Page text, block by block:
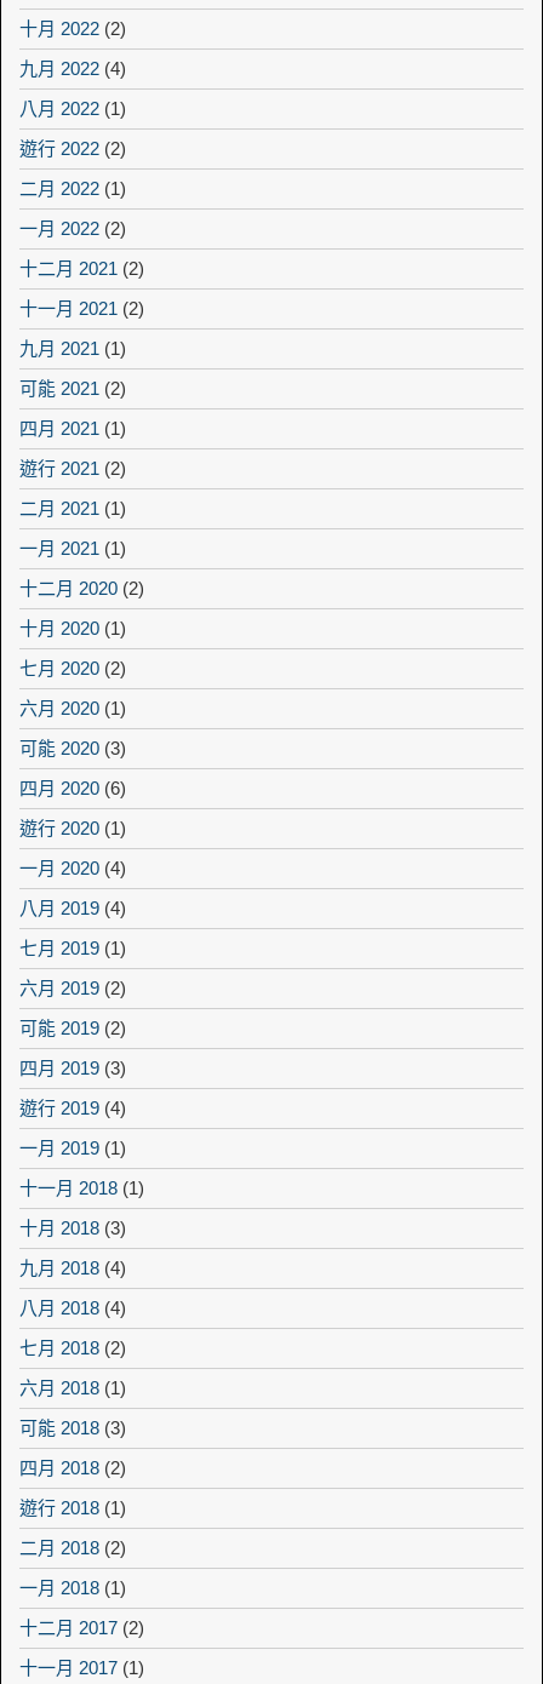
十月 2022 (2)
九月 2022 (4)
八月 2022 (1)
遊行 2022 (2)
二月 2022 (1)
一月 2022 (2)
十二月 2021 (2)
十一月 2021 (2)
九月 2021 (1)
可能 2021 (2)
四月 2021 (1)
遊行 2021 (2)
二月 2021 (1)
一月 2021 (1)
十二月 2020 (2)
十月 2020 (1)
七月 2020 (2)
六月 2020 (1)
可能 2020 (3)
四月 2020 (6)
遊行 2020 (1)
一月 2020 (4)
八月 2019 (4)
七月 2019 (1)
六月 2019 (2)
可能 2019 (2)
四月 2019 (3)
遊行 2019 (4)
一月 2019 (1)
十一月 2018 (1)
十月 2018 (3)
九月 2018 (4)
八月 2018 (4)
七月 2018 (2)
六月 2018 (1)
可能 2018 (3)
四月 2018 (2)
遊行 2018 (1)
二月 2018 (2)
一月 2018 (1)
十二月 2017 (2)
十一月 2017 (1)